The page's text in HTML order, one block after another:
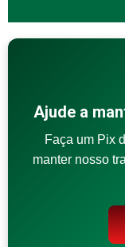
Ajude a
Faça um Pix
manter nosso